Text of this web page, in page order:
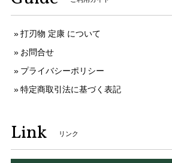
打刃物 定康 について
お問合せ
プライバシーポリシー
特定商取引法に基づく表記
Link リンク